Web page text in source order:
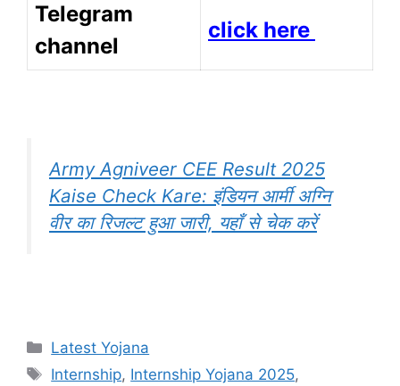
Telegram
channel
click here
Army Agniveer CEE Result 2025
Kaise Check Kare: इंडियन आर्मी अग्नि
वीर का रिजल्ट हुआ जारी, यहाँ से चेक करें
Categories
Latest Yojana
Tags
Internship, Internship Yojana 2025,